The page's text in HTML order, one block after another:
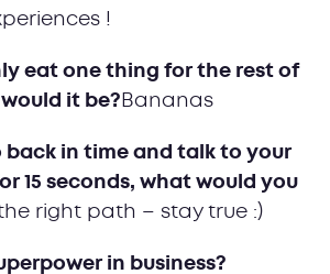
!
eat one thing for the rest of
it be? Bananas
back in time and talk to your
15 seconds, what would you
the right path – stay true :)
in business?